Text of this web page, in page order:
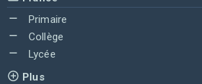
Primaire
Collège
Lycée
Plus